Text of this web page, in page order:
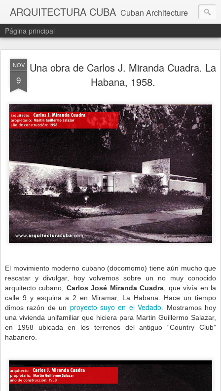
ARQUITECTURA CUBA Cuban Architecture
Página principal
NOV
9
Una obra de Carlos J. Miranda Cuadra. La
Habana, 1958.
El movimiento moderno cubano (docomomo) tiene aún mucho que
rescatar y divulgar, hoy volvemos sobre un no muy conocido
arquitecto cubano, Carlos José Miranda Cuadra , que vivía en la
calle 9 y esquina a 2 en Miramar, La Habana. Hace un tiempo
dimos razón de un proyecto suyo en el Vedado . Mostramos hoy
una vivienda unifamiliar que hiciera para Martin Guillermo Salazar,
en 1958 ubicada en los terrenos del antiguo “Country Club”
habanero.